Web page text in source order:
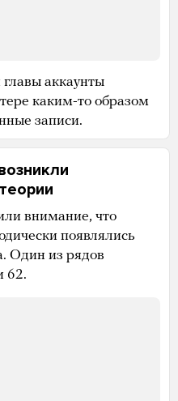
аккаунты
каким-то образом
записи.
внимание, что
появлялись
Один из рядов
62.